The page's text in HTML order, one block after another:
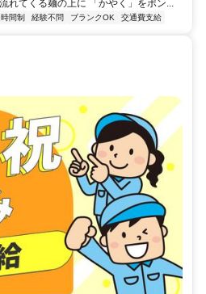
れてくる麺の上に 「かやく」をポン...
間制 経験不問 ブランクOK 交通費支給